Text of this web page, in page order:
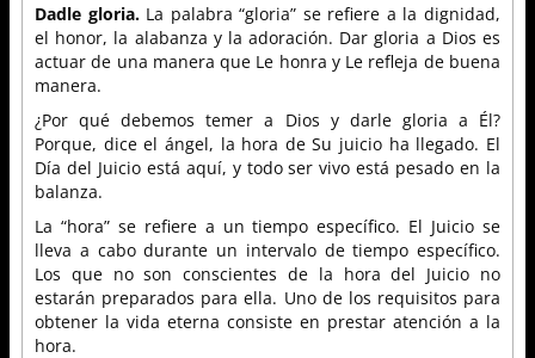
Dadle gloria.La palabra “gloria” se refiere a la dignidad,
el honor, la alabanza y la adoración. Dar gloria a Dios es
actuar de una manera que Le honra y Le refleja de buena
manera.
¿Por qué debemos temer a Dios y darle gloria a Él?
Porque, dice el ángel, la hora de Su juicio ha llegado. El
Día del Juicio está aquí, y todo ser vivo está pesado en la
balanza.
La “hora” se refiere a un tiempo específico. El Juicio se
lleva a cabo durante un intervalo de tiempo específico.
Los que no son conscientes de la hora del Juicio no
estarán preparados para ella. Uno de los requisitos para
obtener la vida eterna consiste en prestar atención a la
hora.